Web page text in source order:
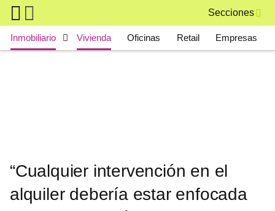
Skip to main content
Secciones
Main navigation
Inmobiliario Vivienda Oficinas Retail Empresas
“Cualquier intervención en el
alquiler debería estar enfocada